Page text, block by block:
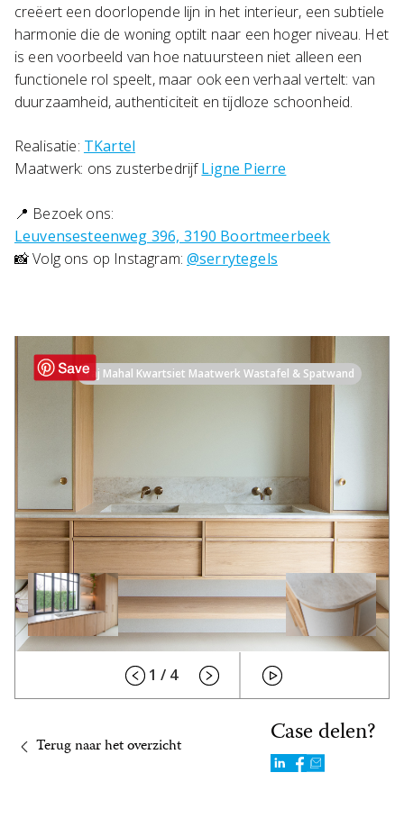
creëert een doorlopende lijn in het interieur, een subtiele
harmonie die de woning optilt naar een hoger niveau. Het
is een voorbeeld van hoe natuursteen niet alleen een
functionele rol speelt, maar ook een verhaal vertelt: van
duurzaamheid, authenticiteit en tijdloze schoonheid.
Realisatie: TKartel
Maatwerk: ons zusterbedrijfLigne Pierre
📍 Bezoek ons:
Leuvensesteenweg 396, 3190 Boortmeerbeek
📸 Volg ons op Instagram: @serrytegels
Taj Mahal Kwartsiet Maatwerk Wastafel & Spatwand
1 / 4
Terug naar het overzicht Case delen?